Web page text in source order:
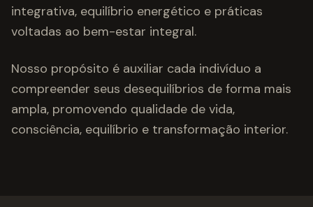
integrativa, equilíbrio energético e práticas
voltadas ao bem-estar integral.
Nosso propósito é auxiliar cada indivíduo a
compreender seus desequilíbrios de forma mais
ampla, promovendo qualidade de vida,
consciência, equilíbrio e transformação interior.